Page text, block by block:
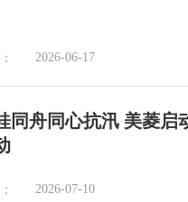
2026-06-17
同舟同心抗汛 美菱启
2026-07-10